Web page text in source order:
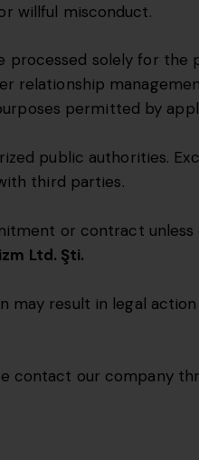
willful misconduct.
solely for the
relationship
permitted by
public authorities.
third parties.
or contract unless
Ltd. Şti.
may result in legal
contact our company